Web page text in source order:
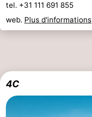
tel. +31 111 691 855
web. Plus d'informations
4C